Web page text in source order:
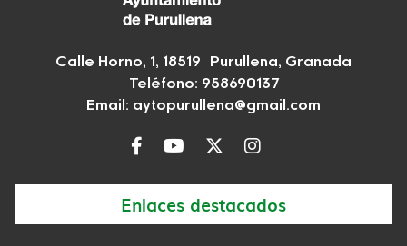
Calle Horno, 1, 18519 Purullena, Granada
Teléfono: 958690137
Email: aytopurullena@gmail.com
Enlaces destacados